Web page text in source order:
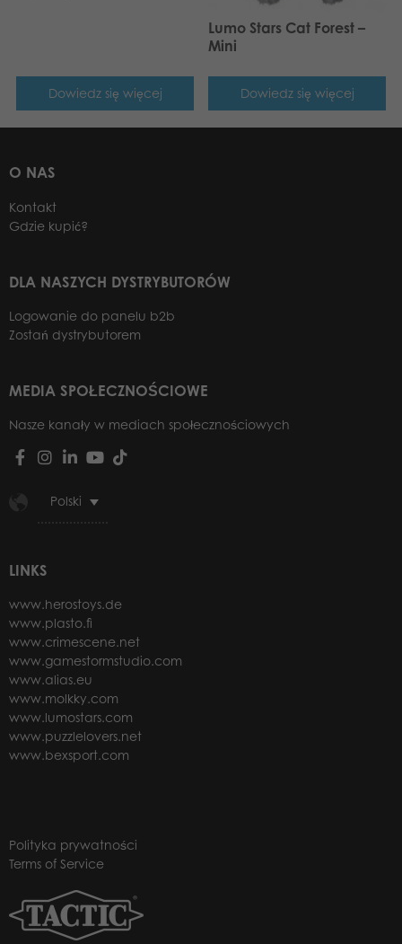
Dowiedz się więcej
Lumo Stars Cat Forest –
Mini
Dowiedz się więcej
O NAS
Kontakt
Gdzie kupić?
DLA NASZYCH DYSTRYBUTORÓW
Logowanie do panelu b2b
Zostań dystrybutorem
MEDIA SPOŁECZNOŚCIOWE
Nasze kanały w mediach społecznościowych
Polski
LINKS
www.herostoys.de
www.plasto.fi
www.crimescene.net
www.gamestormstudio.com
www.alias.eu
www.molkky.com
www.lumostars.com
www.puzzlelovers.net
www.bexsport.com
Polityka prywatności
Terms of Service